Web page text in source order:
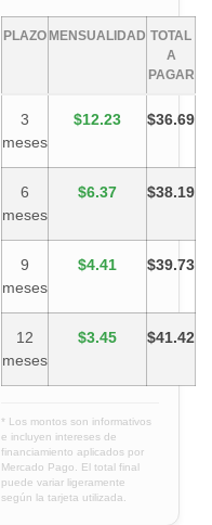
PLAZO MENSUALIDAD TOTAL
A
PAGAR
3
meses
$12.23 $36.69
6
meses
$6.37 $38.19
9
meses
$4.41 $39.73
12
meses
$3.45 $41.42
* Los montos son informativos
e incluyen intereses de
financiamiento aplicados por
Mercado Pago. El total final
puede variar ligeramente
según la tarjeta utilizada.